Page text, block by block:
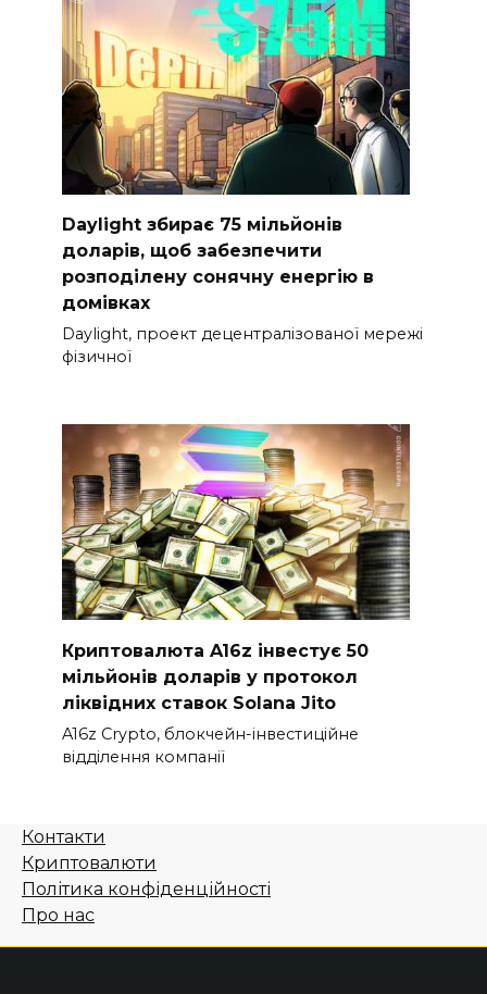
Daylight збирає 75 мільйонів
доларів, щоб забезпечити
розподілену сонячну енергію в
домівках
Daylight, проект децентралізованої мережі
фізичної
Криптовалюта A16z інвестує 50
мільйонів доларів у протокол
ліквідних ставок Solana Jito
A16z Crypto, блокчейн-інвестиційне
відділення компанії
Контакти
Криптовалюти
Політика конфіденційності
Про нас